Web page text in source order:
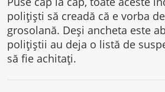
poliţişti să creadă că e vorba
grosolană. Deşi ancheta este
poliţiştii au deja o listă de
să fie achitaţi.